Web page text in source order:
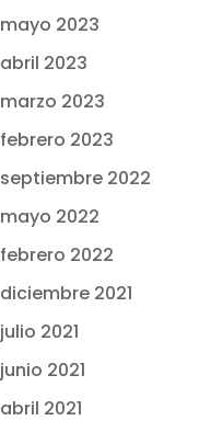
mayo 2023
abril 2023
marzo 2023
febrero 2023
septiembre 2022
mayo 2022
febrero 2022
diciembre 2021
julio 2021
junio 2021
abril 2021